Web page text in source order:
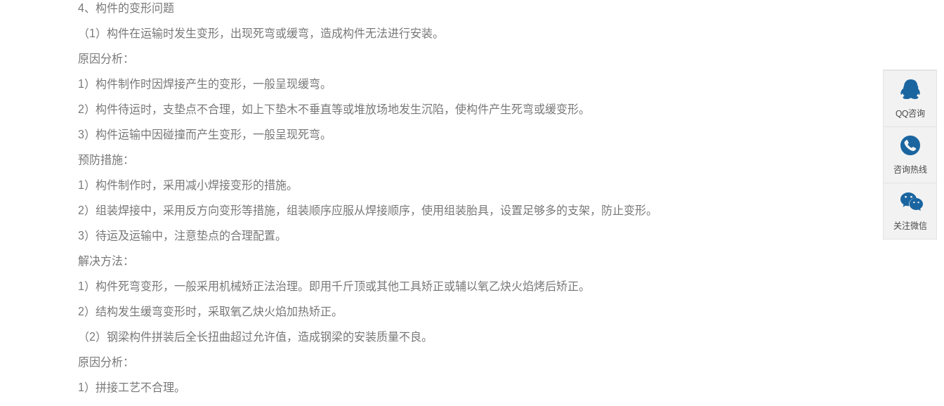
4、构件的变形问题
（1）构件在运输时发生变形，出现死弯或缓弯，造成构件无法进行安装。
原因分析：
1）构件制作时因焊接产生的变形，一般呈现缓弯。
2）构件待运时，支垫点不合理，如上下垫木不垂直等或堆放场地发生沉陷，使构件产生死弯或缓变形。
3）构件运输中因碰撞而产生变形，一般呈现死弯。
预防措施：
1）构件制作时，采用减小焊接变形的措施。
2）组装焊接中，采用反方向变形等措施，组装顺序应服从焊接顺序，使用组装胎具，设置足够多的支架，防止变形。
3）待运及运输中，注意垫点的合理配置。
解决方法：
1）构件死弯变形，一般采用机械矫正法治理。即用千斤顶或其他工具矫正或辅以氧乙炔火焰烤后矫正。
2）结构发生缓弯变形时，采取氧乙炔火焰加热矫正。
（2）钢梁构件拼装后全长扭曲超过允许值，造成钢梁的安装质量不良。
原因分析：
1）拼接工艺不合理。

QQ咨询

咨询热线

关注微信